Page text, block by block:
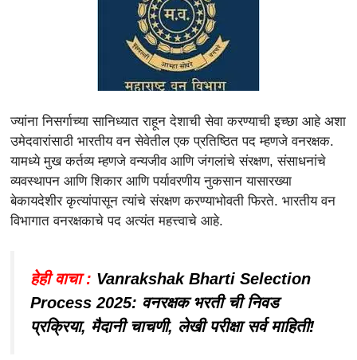
ज्यांना निसर्गाच्या सानिध्यात राहून देशाची सेवा करण्याची इच्छा आहे अशा
उमेदवारांसाठी भारतीय वन सेवेतील एक प्रतिष्ठित पद म्हणजे वनरक्षक.
यामध्ये मुख कर्तव्य म्हणजे वन्यजीव आणि जंगलांचे संरक्षण, संसाधनांचे
व्यवस्थापन आणि शिकार आणि पर्यावरणीय नुकसान यासारख्या
बेकायदेशीर कृत्यांपासून त्यांचे संरक्षण करण्याभोवती फिरते. भारतीय वन
विभागात वनरक्षकाचे पद अत्यंत महत्त्वाचे आहे.
हेही वाचा : Vanrakshak Bharti Selection
Process 2025: वनरक्षक भरती ची निवड
प्रक्रिया, मैदानी चाचणी, लेखी परीक्षा सर्व माहिती!